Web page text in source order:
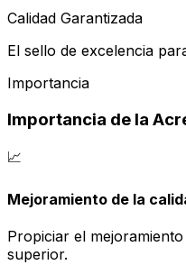
Calidad Garantizada
El sello de excelencia
Importancia
Importancia de la
📈
Mejoramiento de la
Propiciar el
superior.